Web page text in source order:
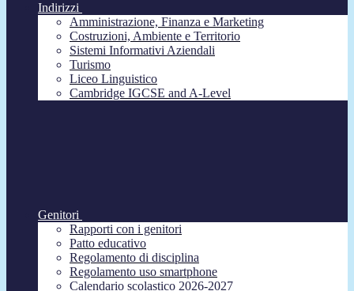
Indirizzi
Amministrazione, Finanza e Marketing
Costruzioni, Ambiente e Territorio
Sistemi Informativi Aziendali
Turismo
Liceo Linguistico
Cambridge IGCSE and A-Level
Genitori
Rapporti con i genitori
Patto educativo
Regolamento di disciplina
Regolamento uso smartphone
Calendario scolastico 2026-2027